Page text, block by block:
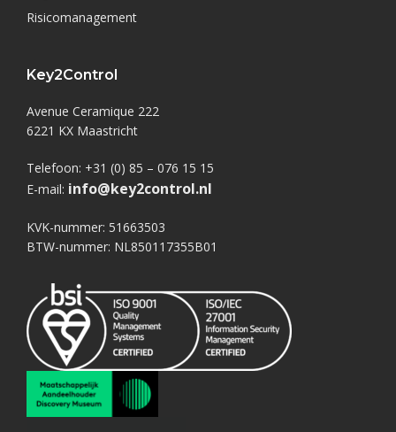
Risicomanagement
Key2Control
Avenue Ceramique 222
6221 KX Maastricht
Telefoon: +31 (0) 85 – 076 15 15
E-mail: info@key2control.nl
KVK-nummer: 51663503
BTW-nummer: NL850117355B01